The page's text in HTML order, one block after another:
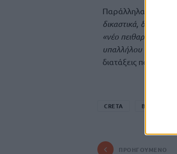
Παράλληλα,
δικαστικά, διότι
«νέο πειθαρχικό
υπαλλήλου να λάβει
διατάξεις που
CRETA
ΠΡΟΗΓΟΎΜΕΝΟ